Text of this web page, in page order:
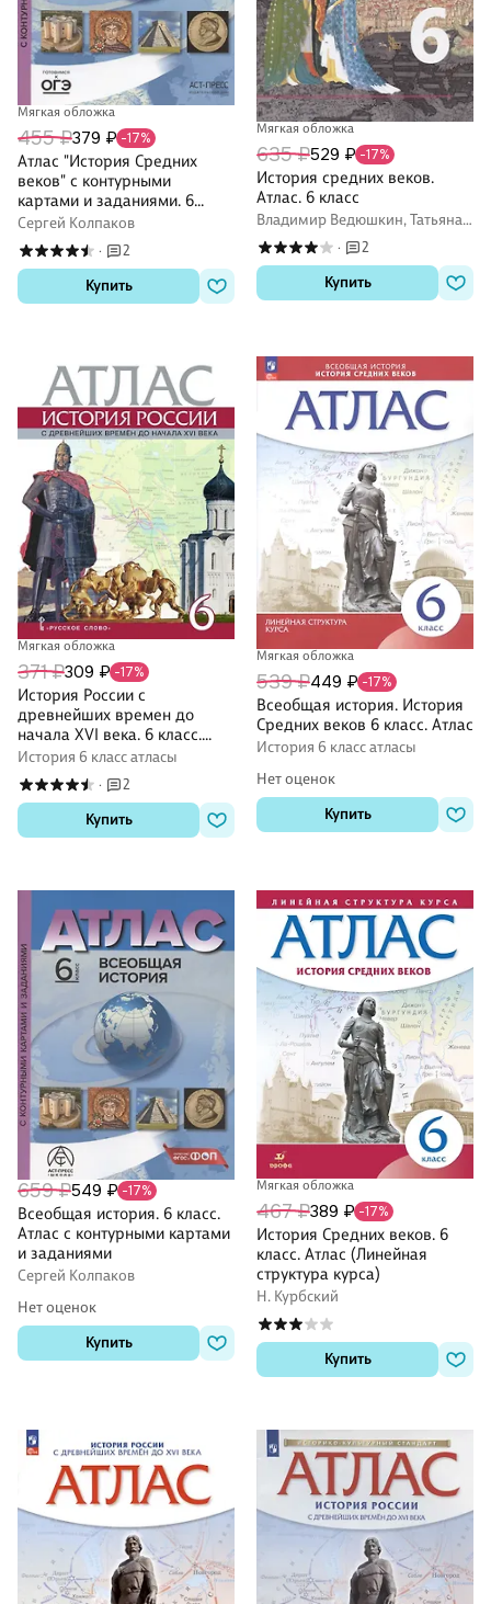
Мягкая обложка
455 ₽379 ₽ -17%
Атлас "История Средних
веков" с контурными
картами и заданиями. 6
класс
Сергей Колпаков
·
2
Купить
Мягкая обложка
635 ₽529 ₽ -17%
История средних веков.
Атлас. 6 класс
Владимир Ведюшкин, Татьяна
Гусарова
·
2
Купить
Мягкая обложка
371 ₽309 ₽ -17%
История России с
древнейших времен до
начала XVI века. 6 класс.
Атлас
История 6 класс атласы
·
2
Купить
Мягкая обложка
539 ₽449 ₽ -17%
Всеобщая история. История
Средних веков 6 класс. Атлас
История 6 класс атласы
Нет оценок
Купить
659 ₽549 ₽ -17%
Всеобщая история. 6 класс.
Атлас с контурными картами
и заданиями
Сергей Колпаков
Нет оценок
Купить
Мягкая обложка
467 ₽389 ₽ -17%
История Средних веков. 6
класс. Атлас (Линейная
структура курса)
Н. Курбский
Купить